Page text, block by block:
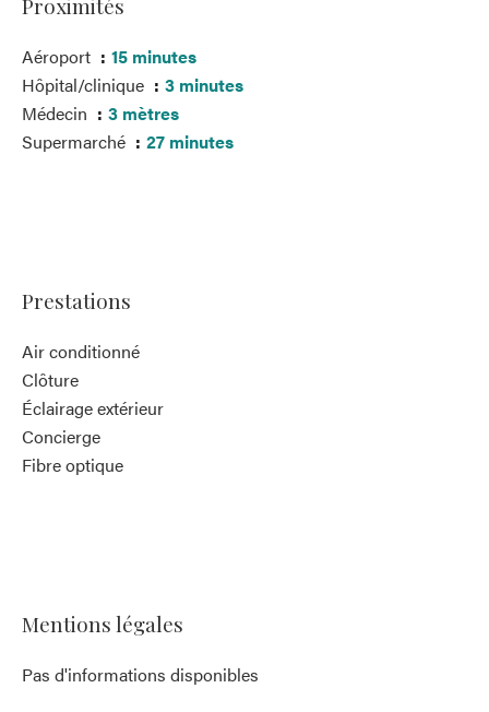
Proximités
Aéroport
15 minutes
Hôpital/clinique
3 minutes
Médecin
3 mètres
Supermarché
27 minutes
Prestations
Air conditionné
Clôture
Éclairage extérieur
Concierge
Fibre optique
Mentions légales
Pas d'informations disponibles